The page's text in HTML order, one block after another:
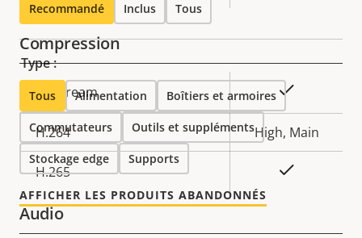
Compression
Description
de la
propriété
Valeur de
la
propriété
Zipstream
H.264 High, Main
H.265
Audio
Recommandé Inclus Tous
Type :
Tous Alimentation Boîtiers et armoires
Commutateurs Outils et suppléments
Stockage edge Supports
AFFICHER LES PRODUITS ABANDONNÉS